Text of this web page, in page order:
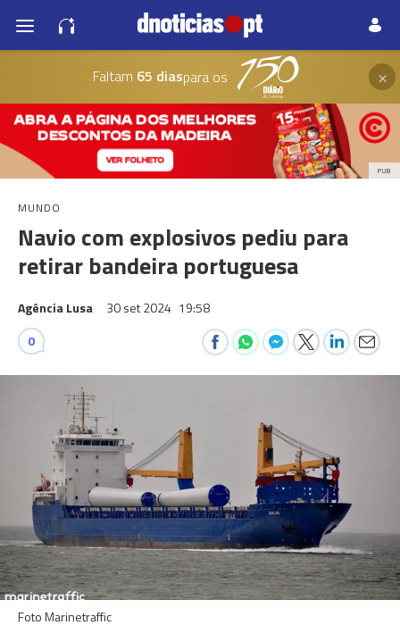
Faltam 65 diaspara os ×
PUB
MUNDO
Navio com explosivos pediu para
retirar bandeira portuguesa
Agência Lusa 30 set 2024 19:58
0
Foto Marinetraffic